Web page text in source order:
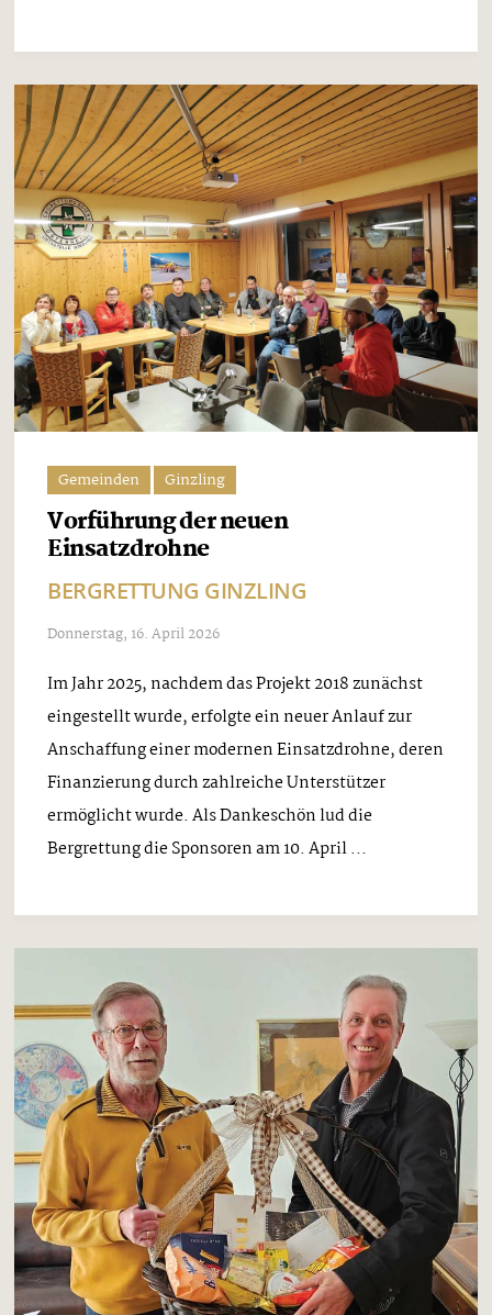
Gemeinden Ginzling
Vorführung der neuen
Einsatzdrohne
BERGRETTUNG GINZLING
Donnerstag, 16. April 2026
Im Jahr 2025, nachdem das Projekt 2018 zunächst
eingestellt wurde, erfolgte ein neuer Anlauf zur
Anschaffung einer modernen Einsatzdrohne, deren
Finanzierung durch zahlreiche Unterstützer
ermöglicht wurde. Als Dankeschön lud die
Bergrettung die Sponsoren am 10. April ...